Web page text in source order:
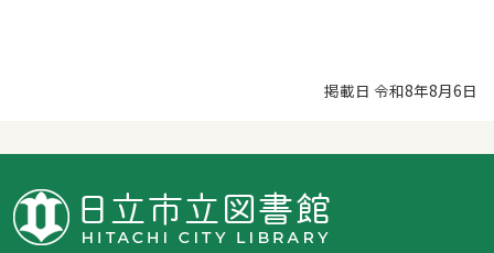
掲載日 令和8年8月6日